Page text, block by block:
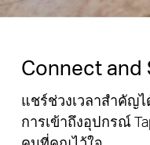
Connect and
แชร์ช่วงเวลาสำคัญ
การเข้าถึงอุปกรณ์